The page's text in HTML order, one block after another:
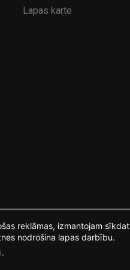
Lapas karte
reklāmas, izmantojam
nodrošina lapas darbību.
.